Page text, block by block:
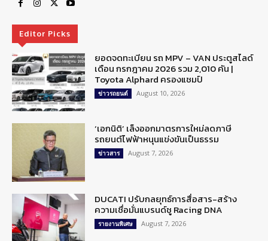
Editor Picks
ยอดจดทะเบียน รถ MPV – VAN ประตูสไลด์
เดือน กรกฎาคม 2026 รวม 2,010 คัน |
Toyota Alphard ครองแชมป์
ข่าวรถยนต์ August 10, 2026
‘เอกนิติ’ เล็งออกมาตรการใหม่ลดภาษี
รถยนต์ไฟฟ้าหนุนแข่งขันเป็นธรรม
ข่าวสาร August 7, 2026
DUCATI ปรับกลยุทธ์การสื่อสาร-สร้าง
ความเชื่อมั่นแบรนด์ชู Racing DNA
รายงานพิเศษ August 7, 2026